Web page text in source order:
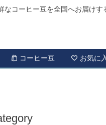
なコーヒー豆を全国へお届けす
コーヒー豆 お気に